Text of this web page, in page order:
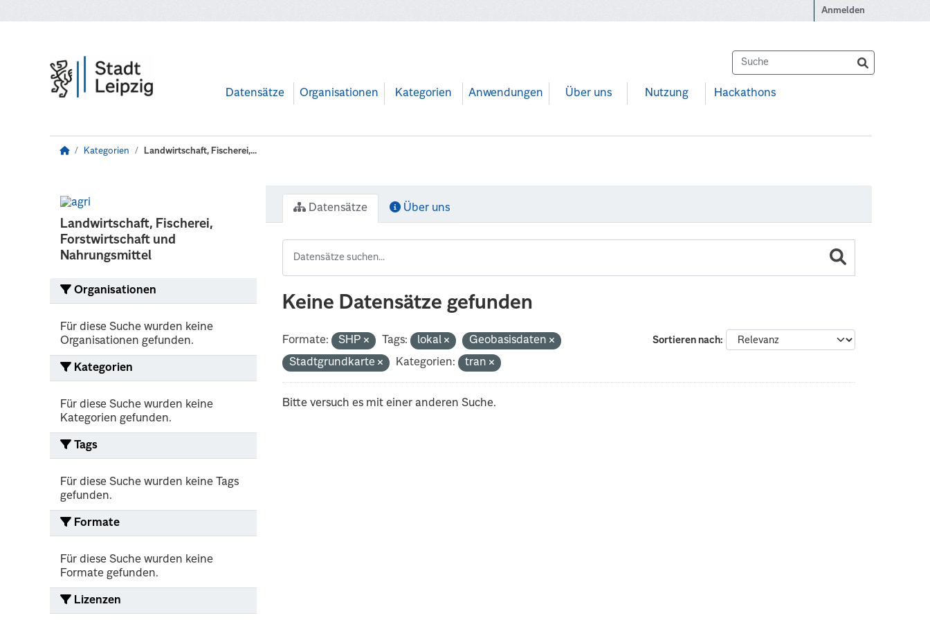
Anmelden
Datensätze Organisationen Kategorien Anwendungen Über uns Nutzung Hackathons
Kategorien Landwirtschaft, Fischerei,...
Landwirtschaft, Fischerei,
Forstwirtschaft und
Nahrungsmittel
Organisationen
Für diese Suche wurden keine
Organisationen gefunden.
Kategorien
Für diese Suche wurden keine
Kategorien gefunden.
Tags
Für diese Suche wurden keine Tags
gefunden.
Formate
Für diese Suche wurden keine
Formate gefunden.
Lizenzen
Datensätze Über uns
Keine Datensätze gefunden
Sortieren nach
Formate: SHP Tags: lokal
Geobasisdaten
Stadtgrundkarte
Kategorien: tran
Bitte versuch es mit einer anderen Suche.